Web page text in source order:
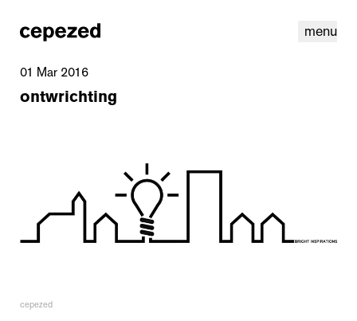
menu
01 Mar 2016
ontwrichting
cepezed